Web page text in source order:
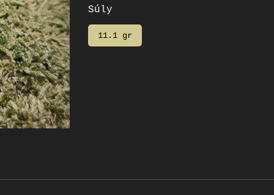
Súly
11.1 gr